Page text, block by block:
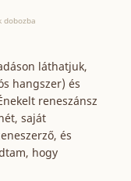
dobozba
láthatjuk,
hangszer) és
reneszánsz
saját
és
hogy